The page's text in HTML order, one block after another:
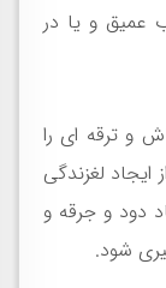
عمیق و یا در
و ترقه ای را
ایجاد لغزندگی
دود و جرقه و
شود.